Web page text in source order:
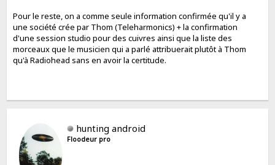
Pour le reste, on a comme seule information confirmée qu'il y a
une société crée par Thom (Teleharmonics) + la confirmation
d'une session studio pour des cuivres ainsi que la liste des
morceaux que le musicien qui a parlé attribuerait plutôt à Thom
qu'à Radiohead sans en avoir la certitude.
hunting android
Floodeur pro